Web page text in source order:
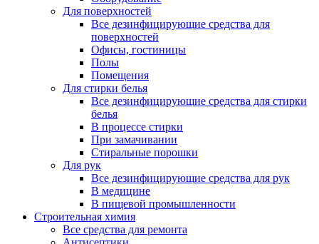
Для поверхностей
Все дезинфицирующие средства для
поверхностей
Офисы, гостиницы
Полы
Помещения
Для стирки белья
Все дезинфицирующие средства для стирки
белья
В процессе стирки
При замачивании
Стиральные порошки
Для рук
Все дезинфицирующие средства для рук
В медицине
В пищевой промышленности
Строительная химия
Все средства для ремонта